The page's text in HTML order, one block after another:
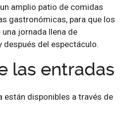
amplio patio de comidas
gastronómicas, para que los
jornada llena de
del espectáculo.
las entradas
están disponibles a través de